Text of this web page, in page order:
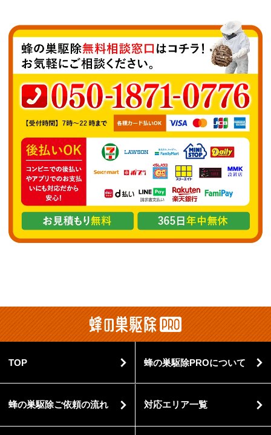
TOP 蜂の巣駆除PROについて
蜂の巣駆除ご依頼の流れ 対応エリア一覧